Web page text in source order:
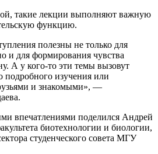
такие лекции выполняют важную
функцию.
полезны не только для
и для формирования чувства
А у кого-то эти темы вызовут
подробного изучения или
и знакомыми», —
впечатлениями поделился Андрей
биотехнологии и биологии,
студенческого совета МГУ